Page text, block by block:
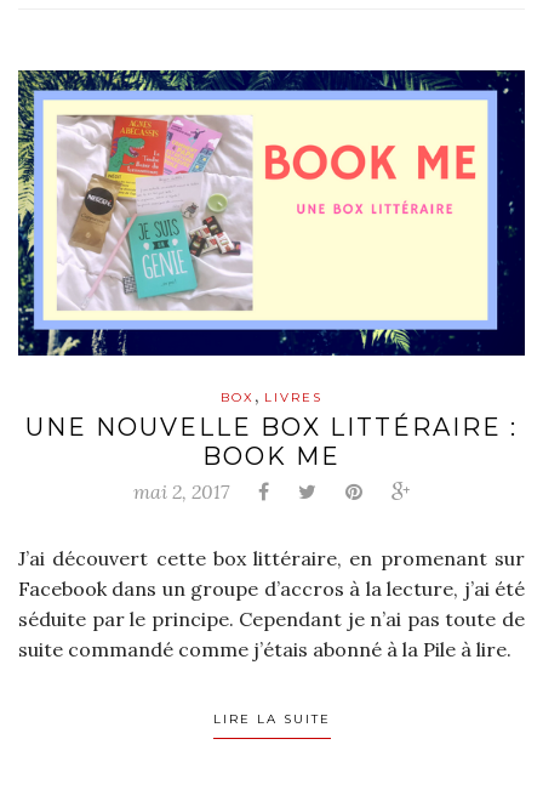
BOX , LIVRES
UNE NOUVELLE BOX LITTÉRAIRE :
BOOK ME
mai 2, 2017
J’ai découvert cette box littéraire, en promenant sur
Facebook dans un groupe d’accros à la lecture, j’ai été
séduite par le principe. Cependant je n’ai pas toute de
suite commandé comme j’étais abonné à la Pile à lire.
LIRE LA SUITE